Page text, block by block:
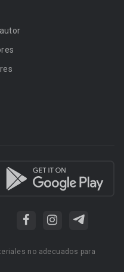
no adecuados para